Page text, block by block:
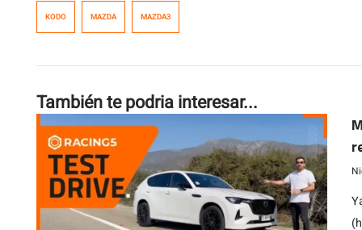
KODO MAZDA MAZDA3
También te podria interesar...